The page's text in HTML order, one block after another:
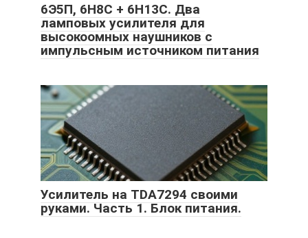
6Э5П, 6Н8С + 6Н13С. Два
ламповых усилителя для
высокоомных наушников с
импульсным источником питания
Усилитель на TDA7294 своими
руками. Часть 1. Блок питания.